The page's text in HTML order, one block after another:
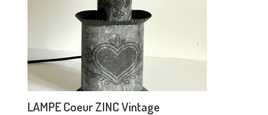
LAMPE Coeur ZINC Vintage